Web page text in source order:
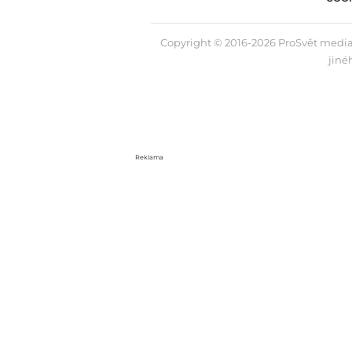
Copyright © 2016-2026 ProSvět
Reklama